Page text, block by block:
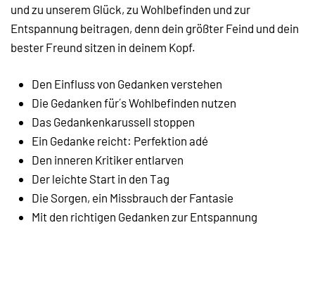
und zu unserem Glück, zu Wohlbefinden und zur
Entspannung beitragen, denn dein größter Feind und dein
bester Freund sitzen in deinem Kopf.
Den Einfluss von Gedanken verstehen
Die Gedanken für´s Wohlbefinden nutzen
Das Gedankenkarussell stoppen
Ein Gedanke reicht: Perfektion adé
Den inneren Kritiker entlarven
Der leichte Start in den Tag
Die Sorgen, ein Missbrauch der Fantasie
Mit den richtigen Gedanken zur Entspannung